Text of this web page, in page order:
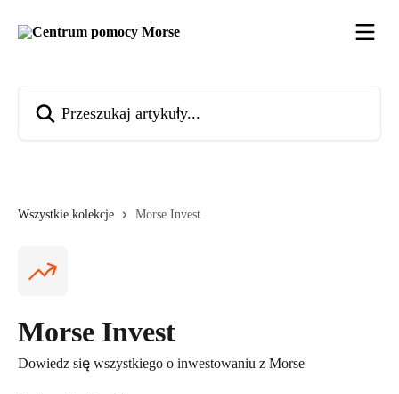
Wszystkie kolekcje Morse Invest
Morse Invest
Dowiedz się wszystkiego o inwestowaniu z Morse